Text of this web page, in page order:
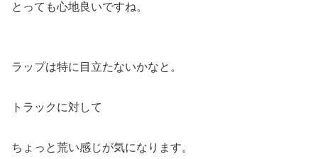
とっても心地良いですね。
ラップは特に目立たないかなと。
トラックに対して
ちょっと荒い感じが気になります。